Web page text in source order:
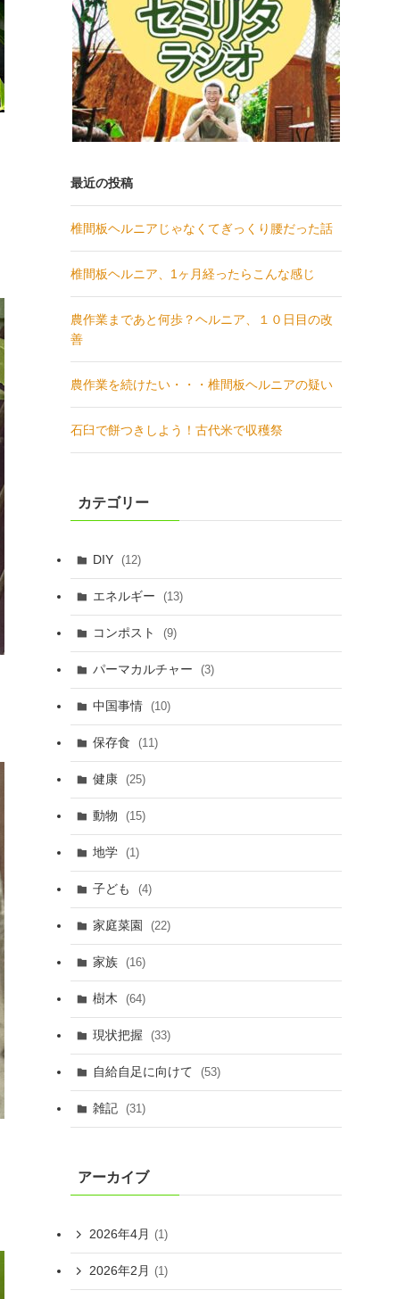
最近の投稿
椎間板ヘルニアじゃなくてぎっくり腰だった話
椎間板ヘルニア、1ヶ月経ったらこんな感じ
農作業まであと何歩？ヘルニア、１０日目の改
善
農作業を続けたい・・・椎間板ヘルニアの疑い
石臼で餅つきしよう！古代米で収穫祭
カテゴリー
DIY (12)
エネルギー (13)
コンポスト (9)
パーマカルチャー (3)
中国事情 (10)
保存食 (11)
健康 (25)
動物 (15)
地学 (1)
子ども (4)
家庭菜園 (22)
家族 (16)
樹木 (64)
現状把握 (33)
自給自足に向けて (53)
雑記 (31)
アーカイブ
2026年4月 (1)
2026年2月 (1)